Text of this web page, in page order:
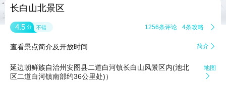
长白山北景区
4.5 分 不错 1256条评论 4条攻略 
查看景点简介及开放时间 简介 
延边朝鲜族自治州安图县二道白河镇长白山风景区内(池北
区二道白河镇南部约36公里处)）
地图
